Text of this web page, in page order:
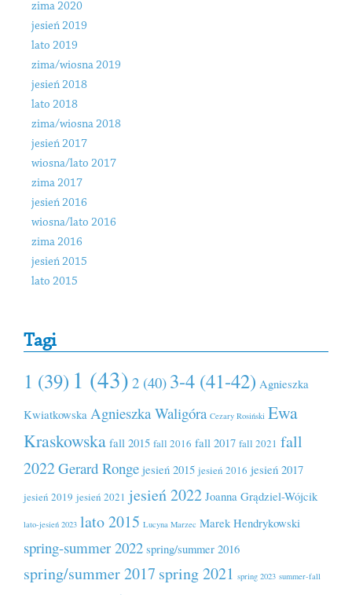
zima 2020
jesień 2019
lato 2019
zima/wiosna 2019
jesień 2018
lato 2018
zima/wiosna 2018
jesień 2017
wiosna/lato 2017
zima 2017
jesień 2016
wiosna/lato 2016
zima 2016
jesień 2015
lato 2015
Tagi
1 (39) 1 (43) 2 (40) 3-4 (41-42) Agnieszka
Kwiatkowska Agnieszka Waligóra Cezary Rosiński Ewa
Kraskowska fall 2015 fall 2016 fall 2017 fall 2021 fall
2022Gerard Ronge jesień 2015 jesień 2016 jesień 2017
jesień 2019 jesień 2021 jesień 2022 Joanna Grądziel-Wójcik
lato-jesień 2023 lato 2015 Lucyna Marzec Marek Hendrykowski
spring-summer 2022 spring/summer 2016
spring/summer 2017 spring 2021 spring 2023 summer-fall